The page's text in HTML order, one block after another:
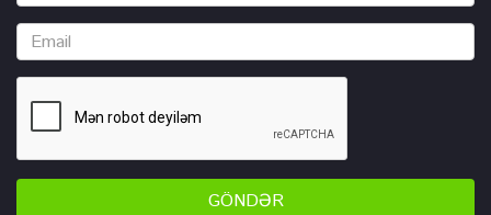
GÖNDƏR